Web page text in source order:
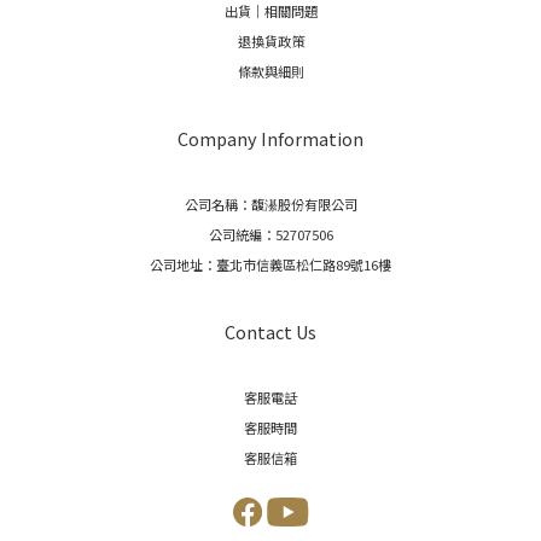
出貨｜相關問題
退換貨政策
條款與細則
Company Information
公司名稱：馥濝股份有限公司
公司統編：52707506
公司地址：臺北市信義區松仁路89號16樓
Contact Us
客服電話
客服時間
客服信箱